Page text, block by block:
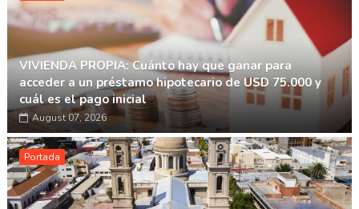
VIVIENDA PROPIA: Cuánto hay que ganar para
acceder a un préstamo hipotecario de USD 75.000 y
cuál es el pago inicial
August 07, 2026
Portada